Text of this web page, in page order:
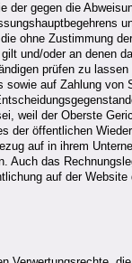
gegen die
ohne Zustimmung
und/oder an denen
prüfen zu
sowie auf Zahlung von
weil der Oberste
der öffentlichen
auf in ihrem
Auch das
auf der